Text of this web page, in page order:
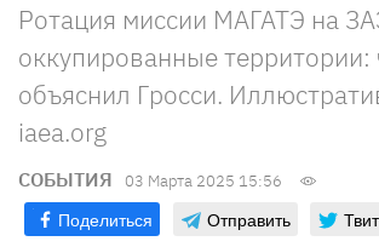
Ротация миссии МАГАТЭ на
оккупированные территории:
объяснил Гросси.
iaea.org
СОБЫТИЯ 03 Марта 2025 15:56
Поделиться Отправить